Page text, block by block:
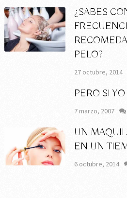
¿SABES
PELO?
27 octubre, 2014
PERO SI
7 marzo, 2007
UN
EN UN
6 octubre, 2014